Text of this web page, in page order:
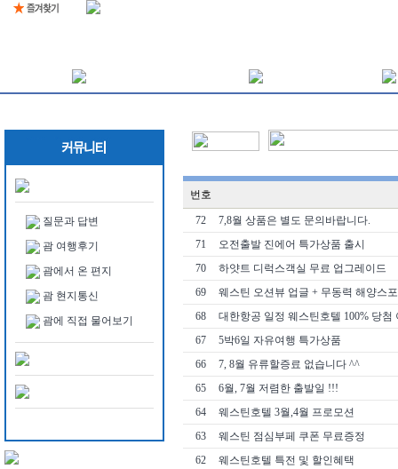
질문과 답변
괌 여행후기
괌에서 온 편지
괌 현지통신
괌에 직접 물어보기
번호
72
7,8월 상품은 별도 문의바랍니다.
71
오전출발 진에어 특가상품 출시
70
하얏트 디럭스객실 무료 업그레이드
69
웨스틴 오션뷰 업글 + 무동력 해양스
68
대한항공 일정 웨스틴호텔 100% 당첨
67
5박6일 자유여행 특가상품
66
7, 8월 유류할증료 없습니다 ^^
65
6월, 7월 저렴한 출발일 !!!
64
웨스틴호텔 3월,4월 프로모션
63
웨스틴 점심부페 쿠폰 무료증정
62
웨스틴호텔 특전 및 할인혜택